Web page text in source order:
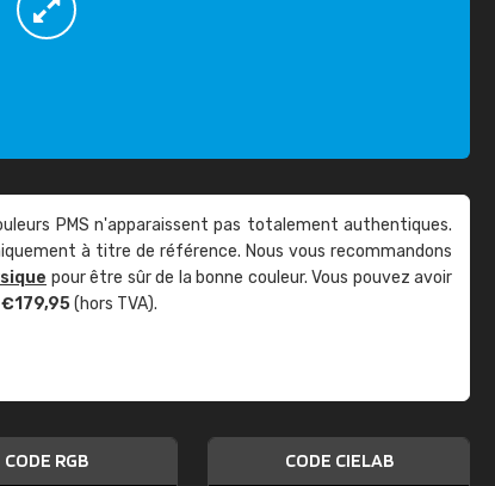
PMS n'apparaissent pas totalement authentiques.
à titre de référence. Nous vous recommandons
pour être sûr de la bonne couleur. Vous pouvez avoir
(hors TVA).
CODE RGB CODE CIELAB
"Le site ne permet pas de voir clairement quels